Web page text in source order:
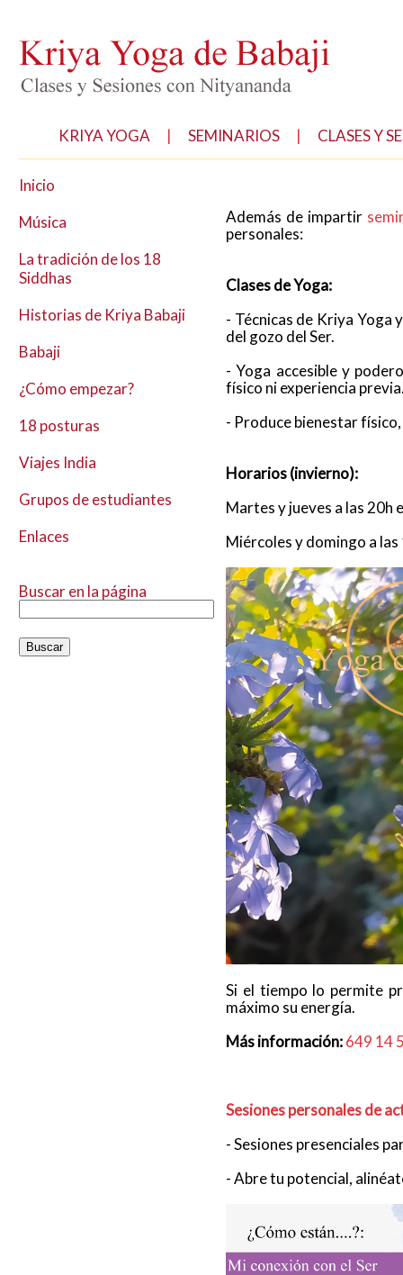
KRIYA YOGA | SEMINARIOS | CLASES Y
Inicio
Música
La tradición de los 18
Siddhas
Historias de Kriya Babaji
Babaji
¿Cómo empezar?
18 posturas
Viajes India
Grupos de estudiantes
Enlaces
Buscar en la página
Además de impartir
personales:
Clases de Yoga:
- Técnicas de Kriya Yoga
del gozo del Ser.
- Yoga accesible y
físico ni experiencia
- Produce bienestar
Horarios (invierno):
Martes y jueves a las 20h
Miércoles y domingo a
Si el tiempo lo permite
máximo su energía.
Más información:649 14
Sesiones personales de
- Sesiones presenciales
- Abre tu potencial,